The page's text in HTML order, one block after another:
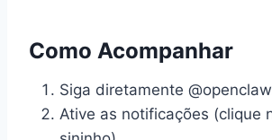
Como Acompanhar
Siga diretamente
Ative as notificações (clique